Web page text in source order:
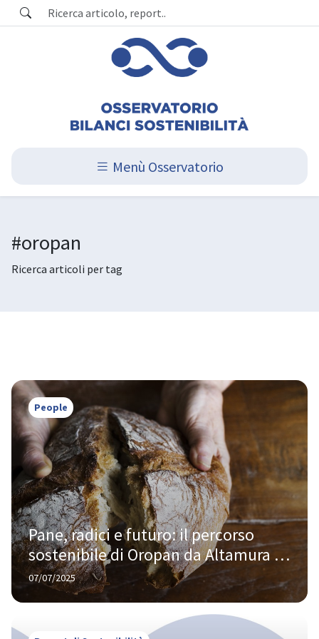
Menù Osservatorio
#oropan
Ricerca articoli per tag
People
Pane, radici e futuro: il percorso
sostenibile di Oropan da Altamura al
mondo
07/07/2025